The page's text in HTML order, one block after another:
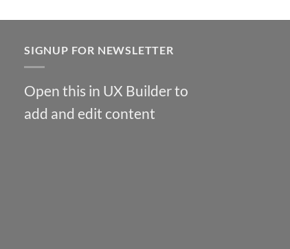
SIGNUP FOR NEWSLETTER
Open this in UX Builder to
add and edit content